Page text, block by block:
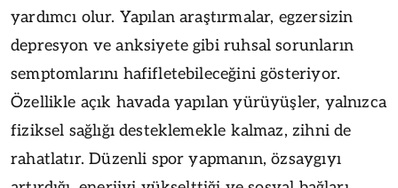
yardımcı olur. Yapılan araştırmalar, egzersizin
depresyon ve anksiyete gibi ruhsal sorunların
semptomlarını hafifletebileceğini gösteriyor.
Özellikle açık havada yapılan yürüyüşler, yalnızca
fiziksel sağlığı desteklemekle kalmaz, zihni de
rahatlatır. Düzenli spor yapmanın, özsaygıyı